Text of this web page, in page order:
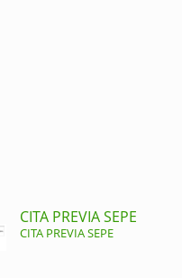
CITA PREVIA SEPE
CITA PREVIA SEPE